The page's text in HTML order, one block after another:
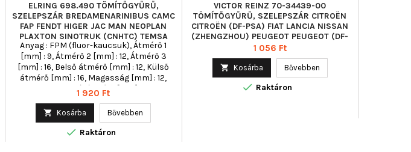
ELRING 698.490 TÖMÍTŐGYŰRŰ,
SZELEPSZÁR BREDAMENARINIBUS CAMC
FAP FENDT HIGER JAC MAN NEOPLAN
PLAXTON SINOTRUK (CNHTC) TEMSA
VAN
Anyag : FPM (fluor-kaucsuk), Átmérő 1
[mm] : 9, Átmérő 2 [mm] : 12, Átmérő 3
[mm] : 16, Belső átmérő [mm] : 12, Külső
átmérő [mm] : 16, Magasság [mm] : 12,
Tengelyszárátmérő [mm] : 9
Ár
1 920 Ft
 Kosárba Bővebben
 Raktáron
VICTOR REINZ 70-34439-00
TÖMÍTŐGYŰRŰ, SZELEPSZÁR CITROËN
CITROËN (DF-PSA) FIAT LANCIA NISSAN
(ZHENGZHOU) PEUGEOT PEUGEOT (DF-
PSA
Ár
1 056 Ft
 Kosárba Bővebben
 Raktáron